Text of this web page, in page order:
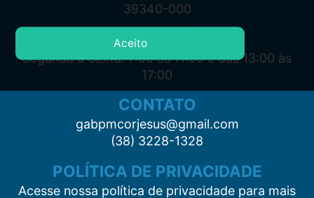
39340-000
ATENDIMENTO
Segunda à Sexta: 7:00 às 11:00 e das 13:00 às
17:00
CONTATO
gabpmcorjesus@gmail.com
(38) 3228-1328
POLÍTICA DE PRIVACIDADE
Acesse nossa política de privacidade para mais
Aceito